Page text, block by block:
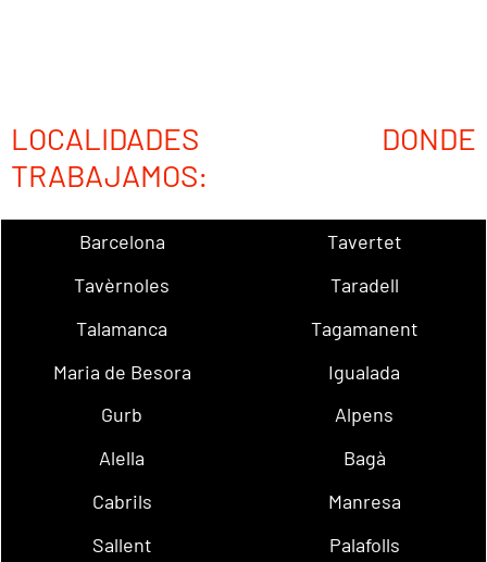
LOCALIDADES DONDE
TRABAJAMOS:
Barcelona
Tavertet
Tavèrnoles
Taradell
Talamanca
Tagamanent
Maria de Besora
Igualada
Gurb
Alpens
Alella
Bagà
Cabrils
Manresa
Sallent
Palafolls